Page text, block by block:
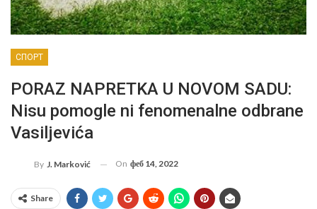
СПОРТ
PORAZ NAPRETKA U NOVOM SADU:
Nisu pomogle ni fenomenalne odbrane
Vasiljevića
By J. Marković On феб 14, 2022
Share